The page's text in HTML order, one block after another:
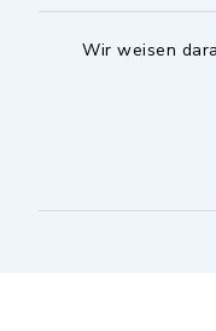
Wir weisen